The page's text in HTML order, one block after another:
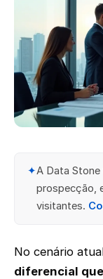
✦A Data
prospecção,
visitantes.
No cenário
diferencial